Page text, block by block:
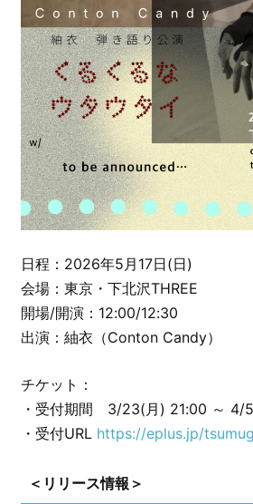
日程：2026年5月17日(日)
会場：東京・下北沢THREE
開場/開演：12:00/12:30
出演：紬衣（Conton Candy）
チケット：
・受付期間 3/23(月) 21:00 ～ 4/
・受付URL https://eplus.jp/
＜リリース情報＞